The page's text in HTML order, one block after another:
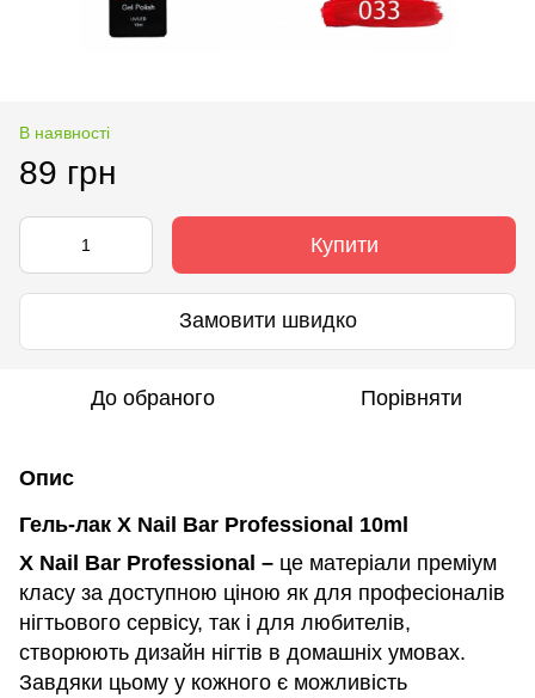
В наявності
89 грн
Купити
Замовити швидко
До обраного Порівняти
Опис
Гель-лак X Nail Bar Professional 10ml
X Nail Bar Professional – це матеріали преміум
класу за доступною ціною як для професіоналів
нігтьового сервісу, так і для любителів,
створюють дизайн нігтів в домашніх умовах.
Завдяки цьому у кожного є можливість